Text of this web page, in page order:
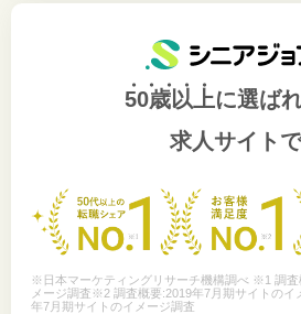
50歳以上に選ば
求人サイト
※日本マーケティングリサーチ機構調べ ※1 調査
メージ調査※2 調査概要:2019年7月期サイトの
年7月期サイトのイメージ調査